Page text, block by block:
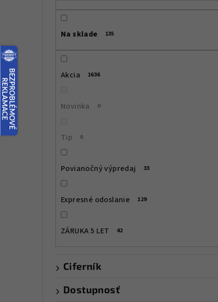
Na sklade 135
Akcia 1636
Novinka 0
Tip 0
Povianočný výpredaj 33
Expresné odoslanie 129
ZÁRUKA 5 LET 42
Ciferník
Dostupnosť